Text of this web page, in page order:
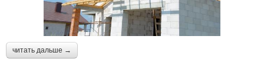
читать дальше →